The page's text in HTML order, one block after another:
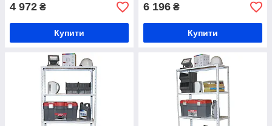
4 972 ₴
Купити
6 196 ₴
Купити